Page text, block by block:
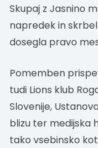
Skupaj z Jasnino
napredek in
dosegla pravo
Pomemben
tudi Lions klub
Slovenije,
blizu ter medijska
tako vsebinsko